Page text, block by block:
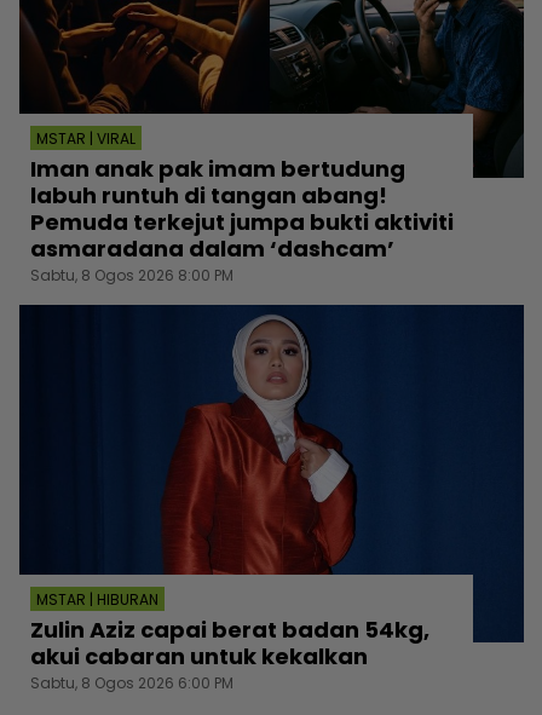
MSTAR | VIRAL
Iman anak pak imam bertudung
labuh runtuh di tangan abang!
Pemuda terkejut jumpa bukti aktiviti
asmaradana dalam ‘dashcam’
Sabtu, 8 Ogos 2026 8:00 PM
MSTAR | HIBURAN
Zulin Aziz capai berat badan 54kg,
akui cabaran untuk kekalkan
Sabtu, 8 Ogos 2026 6:00 PM